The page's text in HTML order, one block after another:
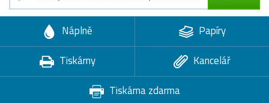
Náplně
Papíry
Tiskárny
Kancelář
Tiskárna zdarma